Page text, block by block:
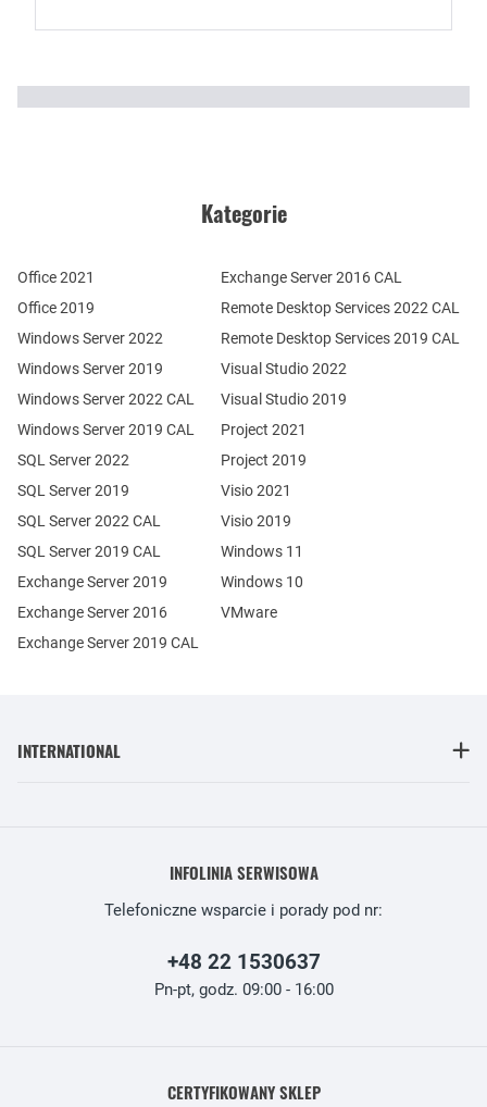
Kategorie
Office 2021
Office 2019
Windows Server 2022
Windows Server 2019
Exchange Server 2019
Exchange Server 2016
SQL Server 2022
SQL Server 2019
Windows Server 2022 CAL
Windows Server 2019 CAL
SQL Server 2022 CAL
SQL Server 2019 CAL
Remote Desktop Services 2022 CAL
Remote Desktop Services 2019 CAL
Exchange Server 2019 CAL
Exchange Server 2016 CAL
Visual Studio 2022
Visual Studio 2019
Project 2021
Project 2019
Visio 2021
Visio 2019
Windows 11
Windows 10
VMware
INTERNATIONAL
INFOLINIA SERWISOWA
Telefoniczne wsparcie i porady pod nr:
+48 22 1530637
Pn-pt, godz. 09:00 - 16:00
CERTYFIKOWANY SKLEP